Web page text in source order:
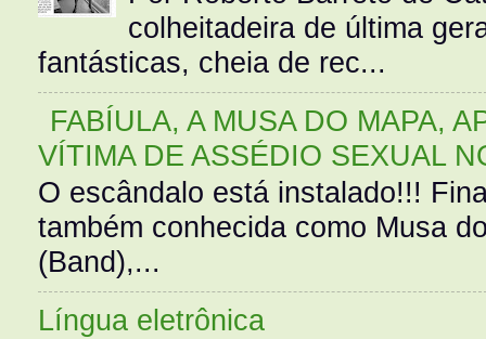
colheitadeira de última
fantásticas, cheia de rec...
FABÍULA, A MUSA DO MAPA,
VÍTIMA DE ASSÉDIO SEXUAL
O escândalo está instalado!!!
também conhecida como Musa
(Band),...
Língua eletrônica